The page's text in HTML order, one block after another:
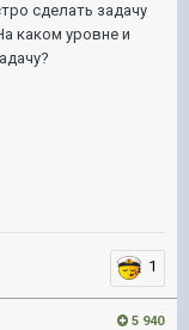
сделать задачу
каком уровне и
1
5 940